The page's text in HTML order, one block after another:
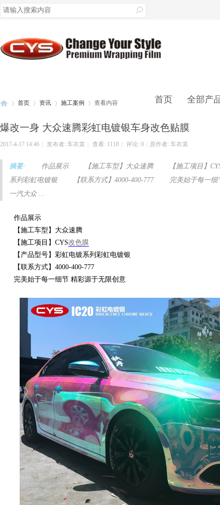
首页 全部产
联系我们
车 ›
首页
›
资讯
›
施工案例 查看内容
爆改一身 大众速腾彩虹电镀银车身改色贴膜
2017-4-17 14:46 发布者: 车衣裳 查看: 1118 评论: 0 原作者: 车衣裳
摘要: 作品展示 【施工车型】大众速腾 【施工项目】
系列彩虹电镀银 【联系方式】4000-400-777 完美始于每一
一汽大众 ...
作品展示
【施工车型】大众速腾
【施工项目】CYS改色膜
【产品型号】彩虹电镀系列彩虹电镀银
【联系方式】4000-400-777
完美始于每一细节 精彩源于无限创意